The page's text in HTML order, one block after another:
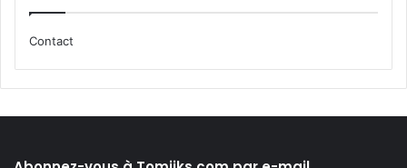
Contact